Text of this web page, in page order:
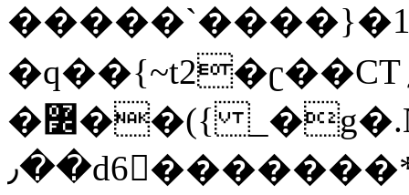
�q��{~t2�ʗ��CT؍���������{�~}ur����u�}o����(�:�j���=����{�۝Vo�An��J^��������M\M�'{{l�i
�߼��({ _�g�.Nfӻg����f7z91o^��̤^�>��2�`�:|#dk�{>�>>&�tsw�Nwo�?
٫��d6򆧇�������*��[|^]oo���NW~zz>�X&�u�=K?